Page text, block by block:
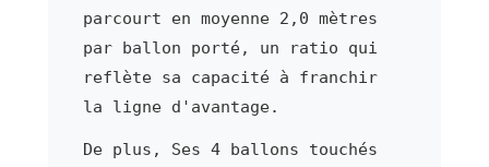
parcourt en moyenne 2,0 mètres
par ballon porté, un ratio qui
reflète sa capacité à franchir
la ligne d'avantage.
De plus, Ses 4 ballons touchés